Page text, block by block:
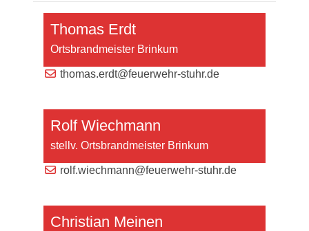
Thomas Erdt
Ortsbrandmeister Brinkum
thomas.erdt@feuerwehr-stuhr.de
Rolf Wiechmann
stellv. Ortsbrandmeister Brinkum
rolf.wiechmann@feuerwehr-stuhr.de
Christian Meinen